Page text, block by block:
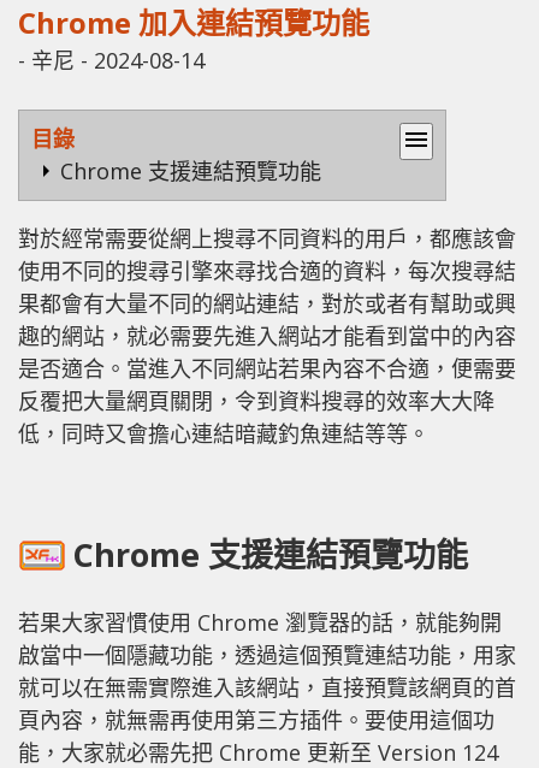
Chrome 加入連結預覽功能
- 辛尼 - 2024-08-14
目錄
menu
Chrome 支援連結預覽功能
對於經常需要從網上搜尋不同資料的用戶，都應該會
使用不同的搜尋引擎來尋找合適的資料，每次搜尋結
果都會有大量不同的網站連結，對於或者有幫助或興
趣的網站，就必需要先進入網站才能看到當中的內容
是否適合。當進入不同網站若果內容不合適，便需要
反覆把大量網頁關閉，令到資料搜尋的效率大大降
低，同時又會擔心連結暗藏釣魚連結等等。
Chrome 支援連結預覽功能
若果大家習慣使用 Chrome 瀏覽器的話，就能夠開
啟當中一個隱藏功能，透過這個預覽連結功能，用家
就可以在無需實際進入該網站，直接預覽該網頁的首
頁內容，就無需再使用第三方插件。要使用這個功
能，大家就必需先把 Chrome 更新至 Version 124